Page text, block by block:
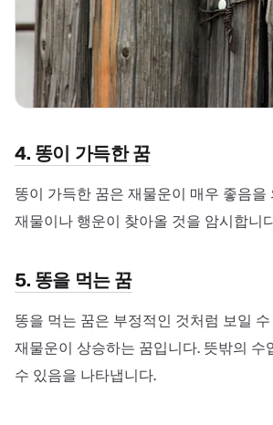
4. 똥이 가득한 꿈
똥이 가득한 꿈은 재물운이 매우 좋음을
재물이나 행운이 찾아올 것을 암시합니
5. 똥을 먹는 꿈
똥을 먹는 꿈은 부정적인 것처럼 보일
재물운이 상승하는 꿈입니다. 뜻밖의 수
수 있음을 나타냅니다.